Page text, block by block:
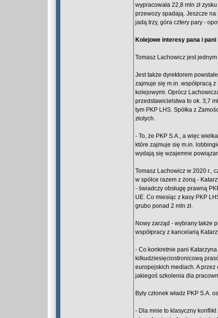
wypracowała 22,8 mln zł
przewozy spadają. Jeszcze
jadą trzy, góra cztery pary -
Kolejowe interesy pana i pani
Tomasz Lachowicz jest
Jest także dyrektorem
zajmuje się m.in. współpracą
kolejowymi. Oprócz
przedstawicielstwa to ok. 3,7
tym PKP LHS. Spółka z
złotych.
- To, że PKP S.A., a więc
które zajmuje się m.in.
wydają się wzajemne
Tomasz Lachowicz w 2020 r.,
w spółce razem z żoną -
- świadczy obsługę prawną
UE. Co miesiąc z kasy PKP
grubo ponad 2 mln zł.
Nowy zarząd - wybrany także
współpracy z kancelarią
- Co konkretnie pani
kilkudziesięciostronicową
europejskich mediach. A
jakiegoś szkolenia dla
Były członek władz PKP S.A.
- Dla mnie to klasyczny